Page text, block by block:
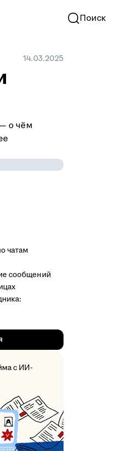
Поиск
14.03.2025
о чём
чатам
сообщений
с ИИ-